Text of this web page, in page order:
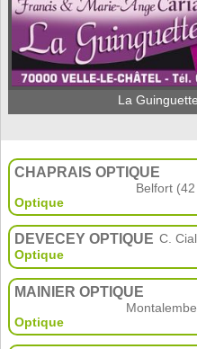
La
CHAPRAIS OPTIQUE
Belfort
Optique
DEVECEY OPTIQUE C.
Optique
MAINIER OPTIQUE
Optique